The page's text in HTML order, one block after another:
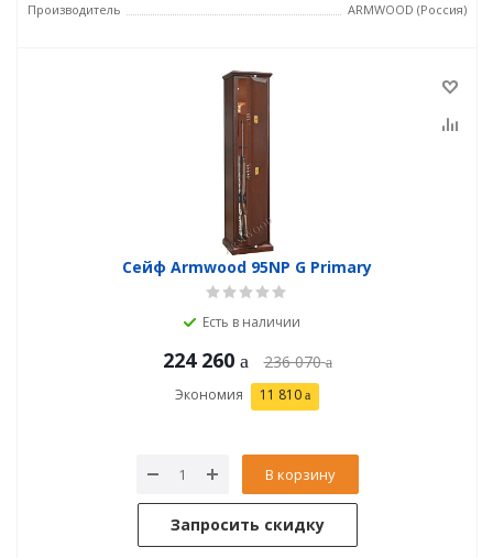
Производитель
ARMWOOD (Россия)
Сейф Armwood 95NP G Primary
Есть в наличии
224 260 236 070
Экономия 11 810
В корзину
Запросить скидку